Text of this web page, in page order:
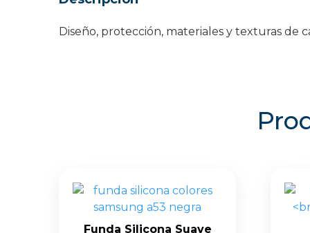
Diseño, protección, materiales y texturas de
Funda Silicona Suave